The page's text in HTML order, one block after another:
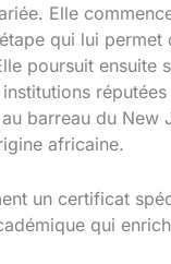
Elle
qui lui
poursuit
barreau du
africaine.
un certificat
qui